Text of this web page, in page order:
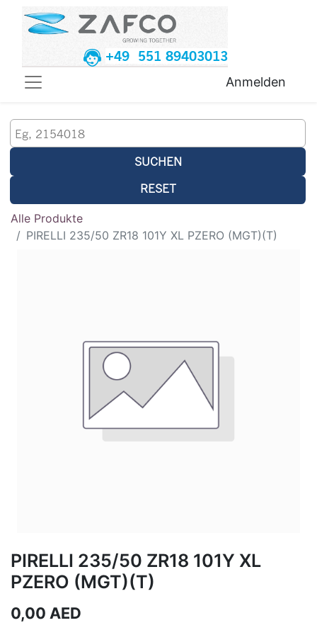
+49 551 89403013
Anmelden
SUCHEN
RESET
Alle Produkte
PIRELLI 235/50 ZR18 101Y XL PZERO (MGT)(T)
PIRELLI 235/50 ZR18 101Y XL
PZERO (MGT)(T)
0,00 AED